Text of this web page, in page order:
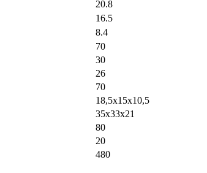
20.8
16.5
8.4
70
30
26
70
18,5х15х10,5
35х33х21
80
20
480